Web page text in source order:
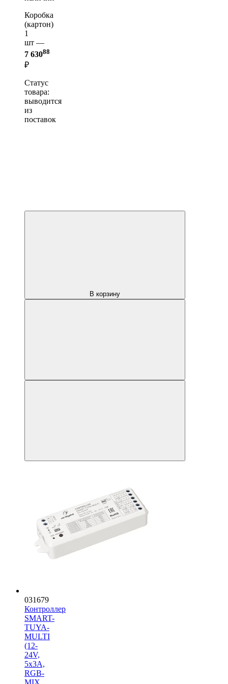
Коробка
(картон)
1
шт —
7 63088
₽
Статус
товара:
выводится
из
поставок
В корзину
031679
Контроллер
SMART-
TUYA-
MULTI
(12-
24V,
5x3A,
RGB-
MIX,